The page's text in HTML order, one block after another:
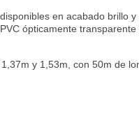
en acabado brillo
ópticamente
y 1,53m, con 50m de